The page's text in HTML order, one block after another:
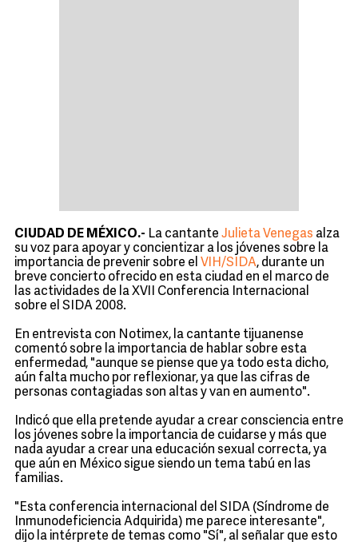
CIUDAD DE MÉXICO.- La cantante Julieta Venegas alza
su voz para apoyar y concientizar a los jóvenes sobre la
importancia de prevenir sobre el VIH/SIDA, durante un
breve concierto ofrecido en esta ciudad en el marco de
las actividades de la XVII Conferencia Internacional
sobre el SIDA 2008.
En entrevista con Notimex, la cantante tijuanense
comentó sobre la importancia de hablar sobre esta
enfermedad, "aunque se piense que ya todo esta dicho,
aún falta mucho por reflexionar, ya que las cifras de
personas contagiadas son altas y van en aumento".
Indicó que ella pretende ayudar a crear consciencia entre
los jóvenes sobre la importancia de cuidarse y más que
nada ayudar a crear una educación sexual correcta, ya
que aún en México sigue siendo un tema tabú en las
familias.
"Esta conferencia internacional del SIDA (Síndrome de
Inmunodeficiencia Adquirida) me parece interesante",
dijo la intérprete de temas como "Sí", al señalar que esto